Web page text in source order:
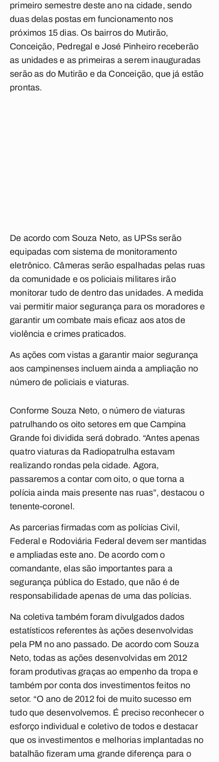
primeiro semestre deste ano na cidade, sendo
duas delas postas em funcionamento nos
próximos 15 dias. Os bairros do Mutirão,
Conceição, Pedregal e José Pinheiro receberão
as unidades e as primeiras a serem inauguradas
serão as do Mutirão e da Conceição, que já estão
prontas.
De acordo com Souza Neto, as UPSs serão
equipadas com sistema de monitoramento
eletrônico. Câmeras serão espalhadas pelas ruas
da comunidade e os policiais militares irão
monitorar tudo de dentro das unidades. A medida
vai permitir maior segurança para os moradores e
garantir um combate mais eficaz aos atos de
violência e crimes praticados.
As ações com vistas a garantir maior segurança
aos campinenses incluem ainda a ampliação no
número de policiais e viaturas.
Conforme Souza Neto, o número de viaturas
patrulhando os oito setores em que Campina
Grande foi dividida será dobrado. “Antes apenas
quatro viaturas da Radiopatrulha estavam
realizando rondas pela cidade. Agora,
passaremos a contar com oito, o que torna a
polícia ainda mais presente nas ruas”, destacou o
tenente-coronel.
As parcerias firmadas com as polícias Civil,
Federal e Rodoviária Federal devem ser mantidas
e ampliadas este ano. De acordo com o
comandante, elas são importantes para a
segurança pública do Estado, que não é de
responsabilidade apenas de uma das polícias.
Na coletiva também foram divulgados dados
estatísticos referentes às ações desenvolvidas
pela PM no ano passado. De acordo com Souza
Neto, todas as ações desenvolvidas em 2012
foram produtivas graças ao empenho da tropa e
também por conta dos investimentos feitos no
setor. “O ano de 2012 foi de muito sucesso em
tudo que desenvolvemos. É preciso reconhecer o
esforço individual e coletivo de todos e destacar
que os investimentos e melhorias implantadas no
batalhão fizeram uma grande diferença para o